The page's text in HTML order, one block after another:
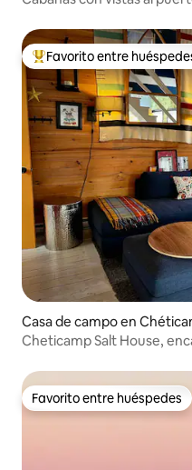
Favorito entre huéspedes
Favorito entre
Casa de campo en
Cheticamp Salt House,
Favorito entre huéspedes
Favorito entre huéspedes